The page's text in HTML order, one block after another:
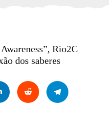
Rio2C
dos saberes